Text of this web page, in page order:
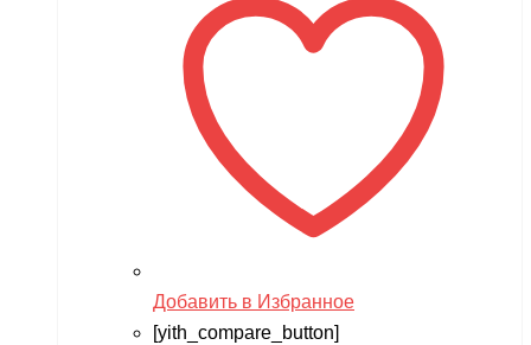
Добавить в Избранное
[yith_compare_button]